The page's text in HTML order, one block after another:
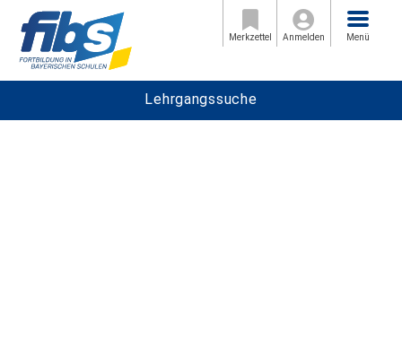
Merkzettel Anmelden
Menü
Menü
Lehrgangssuche